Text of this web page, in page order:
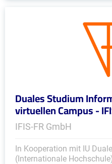
Duales Studium
virtuellen Campus -
IFIS-FR GmbH
In Kooperation mit IU
(Internationale